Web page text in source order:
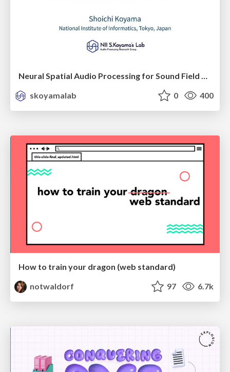
skoyamalab
0 400
How to train your dragon (web standard)
notwaldorf
97 6.7k